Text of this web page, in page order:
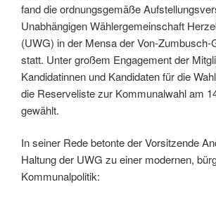
fand die ordnungsgemäße
Unabhängigen Wählergemeinschaft
(UWG) in der Mensa der Von-
statt. Unter großem Engagement der
Kandidatinnen und Kandidaten für die
die Reserveliste zur Kommunalwahl am
gewählt.
In seiner Rede betonte der Vorsitzende
Haltung der UWG zu einer modernen,
Kommunalpolitik: